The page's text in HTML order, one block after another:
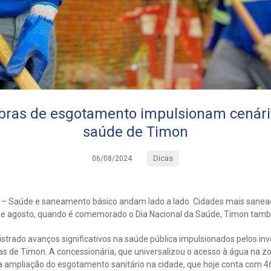
de esgotamento impulsionam
saúde de Timon
06/08/2024 Dicas
Saúde e saneamento básico andam lado a lado. Cidades mais
agosto, quando é comemorado o Dia Nacional da Saúde, Timon
avanços significativos na saúde pública impulsionados pelos
de Timon. A concessionária, que universalizou o acesso à água na
do esgotamento sanitário na cidade, que hoje conta com